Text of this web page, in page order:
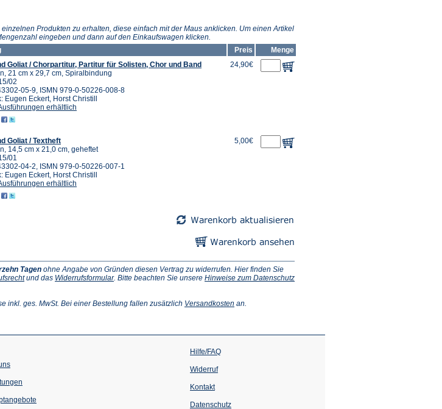
Produkten zu erhalten, diese einfach mit der Maus anklicken. Um einen Artikel
eingeben und dann auf den Einkaufswagen klicken.
Preis
Menge
Goliat / Chorpartitur, Partitur für Solisten, Chor und Band
21 cm x 29,7 cm, Spiralbindung
02
05-9, ISMN 979-0-50226-008-8
Eugen Eckert, Horst Christill
erhältlich
24,90€
Goliat / Textheft
14,5 cm x 21,0 cm, geheftet
01
04-2, ISMN 979-0-50226-007-1
Eugen Eckert, Horst Christill
erhältlich
5,00€
Tagen ohne Angabe von Gründen diesen Vertrag zu widerrufen. Hier finden Sie
(Öffnet
neuen
und das Widerrufsformular(Öffnet
neuen
. Bitte beachten Sie unsere Hinweise zum Datenschutz
inkl. ges. MwSt. Bei einer Bestellung fallen zusätzlich Versandkosten (Öffnet
Tab)
an.
einem
Hilfe/FAQ
Widerruf
Kontakt
Datenschutz